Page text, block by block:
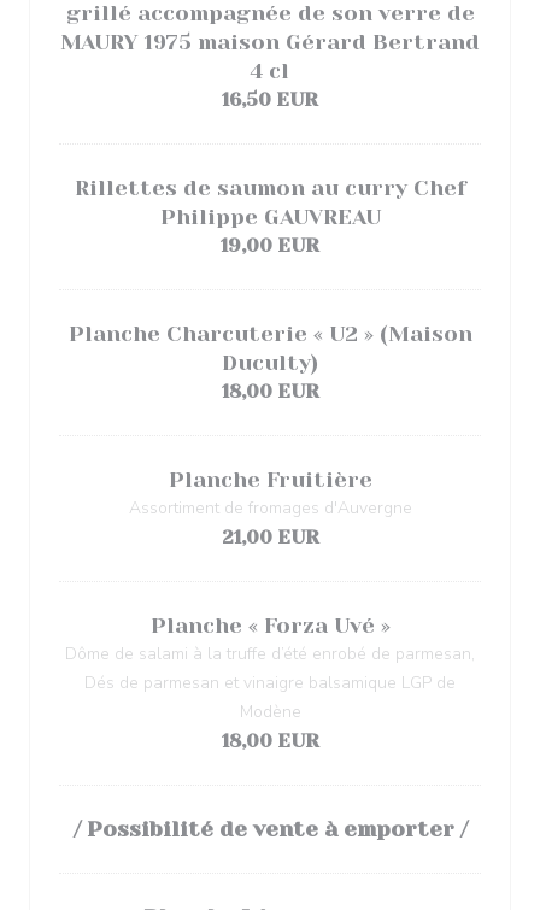
grillé accompagnée de son verre de
MAURY 1975 maison Gérard Bertrand
4 cl
16,50 EUR
Rillettes de saumon au curry Chef
Philippe GAUVREAU
19,00 EUR
Planche Charcuterie « U2 » (Maison
Duculty)
18,00 EUR
Planche Fruitière
Assortiment de fromages d'Auvergne
21,00 EUR
Planche « Forza Uvé »
Dôme de salami à la truffe d’été enrobé de parmesan,
Dés de parmesan et vinaigre balsamique LGP de
Modène
18,00 EUR
/ Possibilité de vente à emporter /